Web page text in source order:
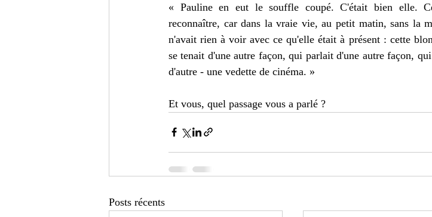
« Pauline en eut le souffle coupé. C'était bien elle.
reconnaître, car dans la vraie vie, au petit matin, sans la
n'avait rien à voir avec ce qu'elle était à présent : cette
se tenait d'une autre façon, qui parlait d'une autre façon,
d'autre - une vedette de cinéma. »
Et vous, quel passage vous a parlé ?
Posts récents